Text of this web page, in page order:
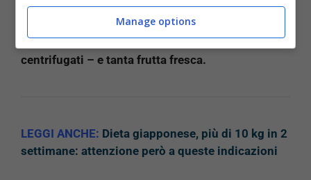
d’acqua che ne supportino l’apporto per
Non solo acqua, ma anche succhi di
frutta naturali – in questo caso si consigliano i
centrifugati – e tanta frutta fresca.
LEGGI ANCHE: Dieta giapponese, più di 10 kg in 2
settimane: attenzione però a queste indicazioni
Manage options